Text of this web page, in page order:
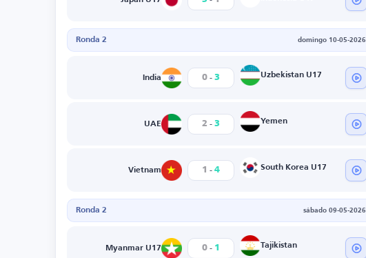
Ronda 2 domingo 10-05-2026
India 0 - 3 Uzbekistan U17
UAE 2 - 3 Yemen
Vietnam 1 - 4 South Korea U17
Ronda 2 sábado 09-05-2026
Myanmar U17 0 - 1 Tajikistan